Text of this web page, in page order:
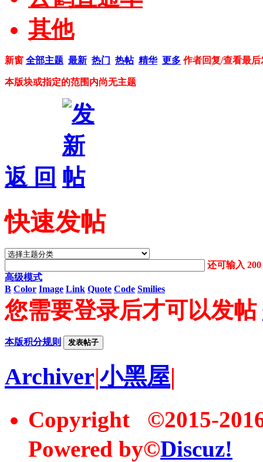
其他
新窗 全部主题 最新 热门 热帖 精华 更多 作者回复/查看最后
本版块或指定的范围内尚无主题
返 回
快速发帖
还可输入200
高级模式
B Color Image Link Quote Code Smilies
您需要登录后才可以发帖
本版积分规则 发表帖子
Archiver|小黑屋|
Copyright ©2015-
Powered by©Discuz!